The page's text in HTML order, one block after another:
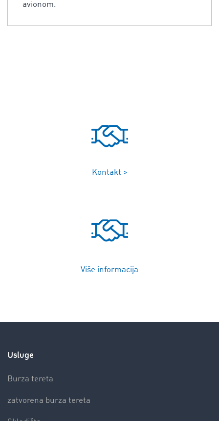
avionom.
Kontakt >
Više informacija
Usluge
Burza tereta
zatvorena burza tereta